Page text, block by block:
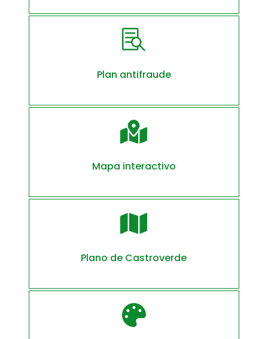

Plan antifraude

Mapa interactivo

Plano de Castroverde
